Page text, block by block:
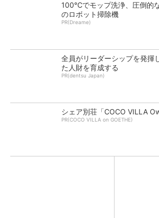
100℃でモップ洗浄、圧倒的
のロボット掃除機
PR(Dreame)
全員がリーダーシップを発揮
た人財を育成する
PR(dentsu Japan)
シェア別荘「COCO VILLA
PR(COCO VILLA on GOETHE)